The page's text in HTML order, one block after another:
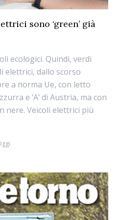
sono ‘green’ già
ecologici. Quindi, verdi
elettrici, dallo scorso
a norma Ue, con letto
e ‘A’ di Austria, ma con
nere. Veicoli elettrici più